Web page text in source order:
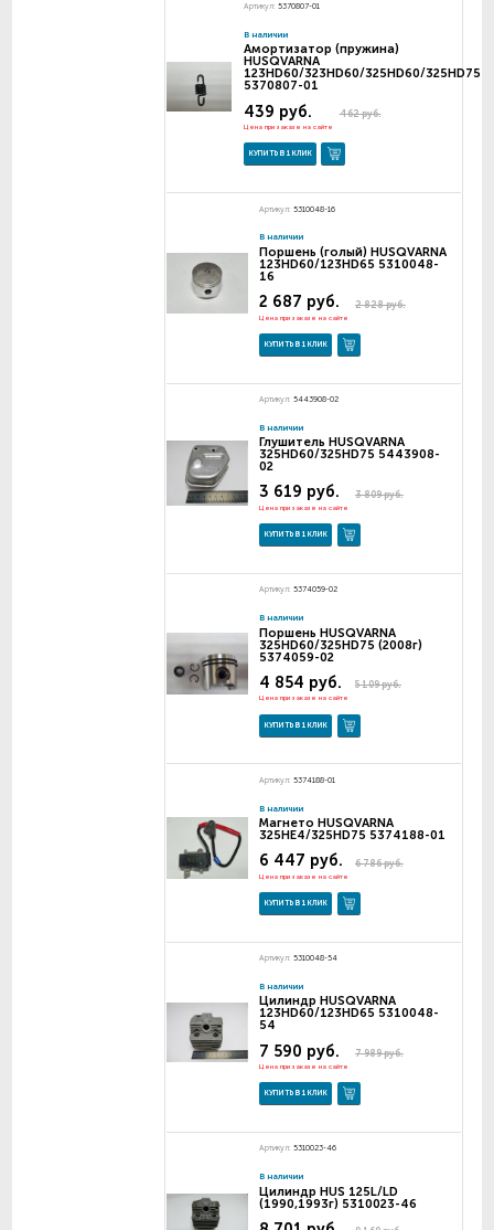
Артикул: 5370807-01
В наличии
Амортизатор (пружина)
HUSQVARNA
123HD60/323HD60/325HD60/325HD75
5370807-01
462 руб.
439 руб.
Цена при заказе на сайте
КУПИТЬ В 1 КЛИК
Артикул: 5310048-16
В наличии
Поршень (голый) HUSQVARNA
123HD60/123HD65 5310048-
16
2 828 руб.
2 687 руб.
Цена при заказе на сайте
КУПИТЬ В 1 КЛИК
Артикул: 5443908-02
В наличии
Глушитель HUSQVARNA
325HD60/325HD75 5443908-
02
3 809 руб.
3 619 руб.
Цена при заказе на сайте
КУПИТЬ В 1 КЛИК
Артикул: 5374059-02
В наличии
Поршень HUSQVARNA
325HD60/325HD75 (2008г)
5374059-02
5 109 руб.
4 854 руб.
Цена при заказе на сайте
КУПИТЬ В 1 КЛИК
Артикул: 5374188-01
В наличии
Магнето HUSQVARNA
325HE4/325HD75 5374188-01
6 786 руб.
6 447 руб.
Цена при заказе на сайте
КУПИТЬ В 1 КЛИК
Артикул: 5310048-54
В наличии
Цилиндр HUSQVARNA
123HD60/123HD65 5310048-
54
7 989 руб.
7 590 руб.
Цена при заказе на сайте
КУПИТЬ В 1 КЛИК
Артикул: 5310023-46
В наличии
Цилиндр HUS 125L/LD
(1990,1993г) 5310023-46